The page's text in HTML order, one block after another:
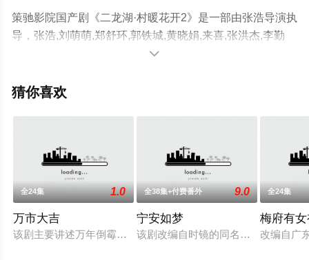
策驰影院国产剧《二龙湖·村暖花开2》是一部由张浩导演执
导，张浩,刘萌萌,郑舒环,郭铁城,黄晓娟,来喜,张洪杰,李勤
勤,林威,杜煜峰等演员精彩演绎的中国大陆电视剧，大结局
版电视剧全集就上策驰电影网，更多相关信息可移步至豆

猜你喜欢
全24集 1.0
万市大吉
该剧主要讲述万年倒霉蛋叶可乐在万乐市经营着一家父亲留下来
全38集+付费番外 9.0
宁安如梦
该剧改编自时镜的同名小说，曾经的
全24集
梅府有
改编自广